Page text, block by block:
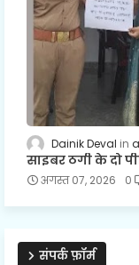
Dainik Deval
साइबर ठगी के दो
अगस्त 07, 2026 0
संपर्क फ़ॉर्म